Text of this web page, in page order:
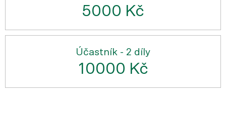
5000 Kč
Účastník - 2 díly
10000 Kč